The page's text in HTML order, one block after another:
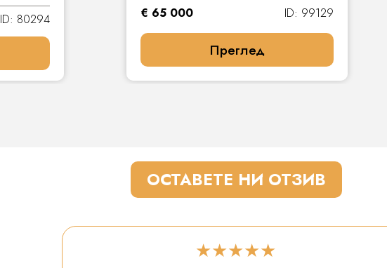
ID: 80294 € 65 000 ID: 99129
Преглед
ОСТАВЕТЕ НИ ОТЗИВ
★★★★★